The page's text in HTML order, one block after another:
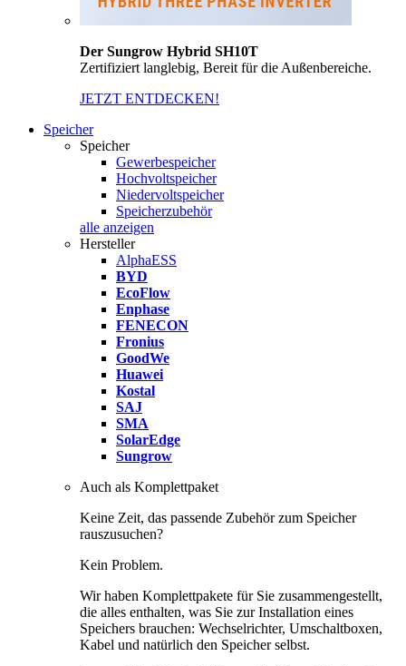
Der Sungrow Hybrid SH10T
Zertifiziert langlebig, Bereit für die Außenbereiche.
JETZT ENTDECKEN!
Speicher
Speicher
Gewerbespeicher
Hochvoltspeicher
Niedervoltspeicher
Speicherzubehör
alle anzeigen
Hersteller
AlphaESS
BYD
EcoFlow
Enphase
FENECON
Fronius
GoodWe
Huawei
Kostal
SAJ
SMA
SolarEdge
Sungrow
Auch als Komplettpaket
Keine Zeit, das passende Zubehör zum Speicher
rauszusuchen?
Kein Problem.
Wir haben Komplettpakete für Sie zusammengestellt,
die alles enthalten, was Sie zur Installation eines
Speichers brauchen: Wechselrichter, Umschaltboxen,
Kabel und natürlich den Speicher selbst.